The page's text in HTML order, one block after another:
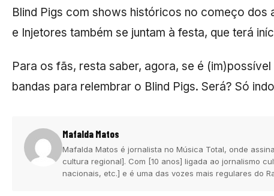
Blind Pigs com shows históricos no começo dos
e Injetores também se juntam à festa, que terá
Para os fãs, resta saber, agora, se é (im)possível
bandas para relembrar o Blind Pigs. Será? Só
Mafalda Matos
Mafalda Matos é jornalista no Música Total, onde
cultura regional]. Com [10 anos] ligada ao jornalismo
nacionais, etc.] e é uma das vozes mais regulares do